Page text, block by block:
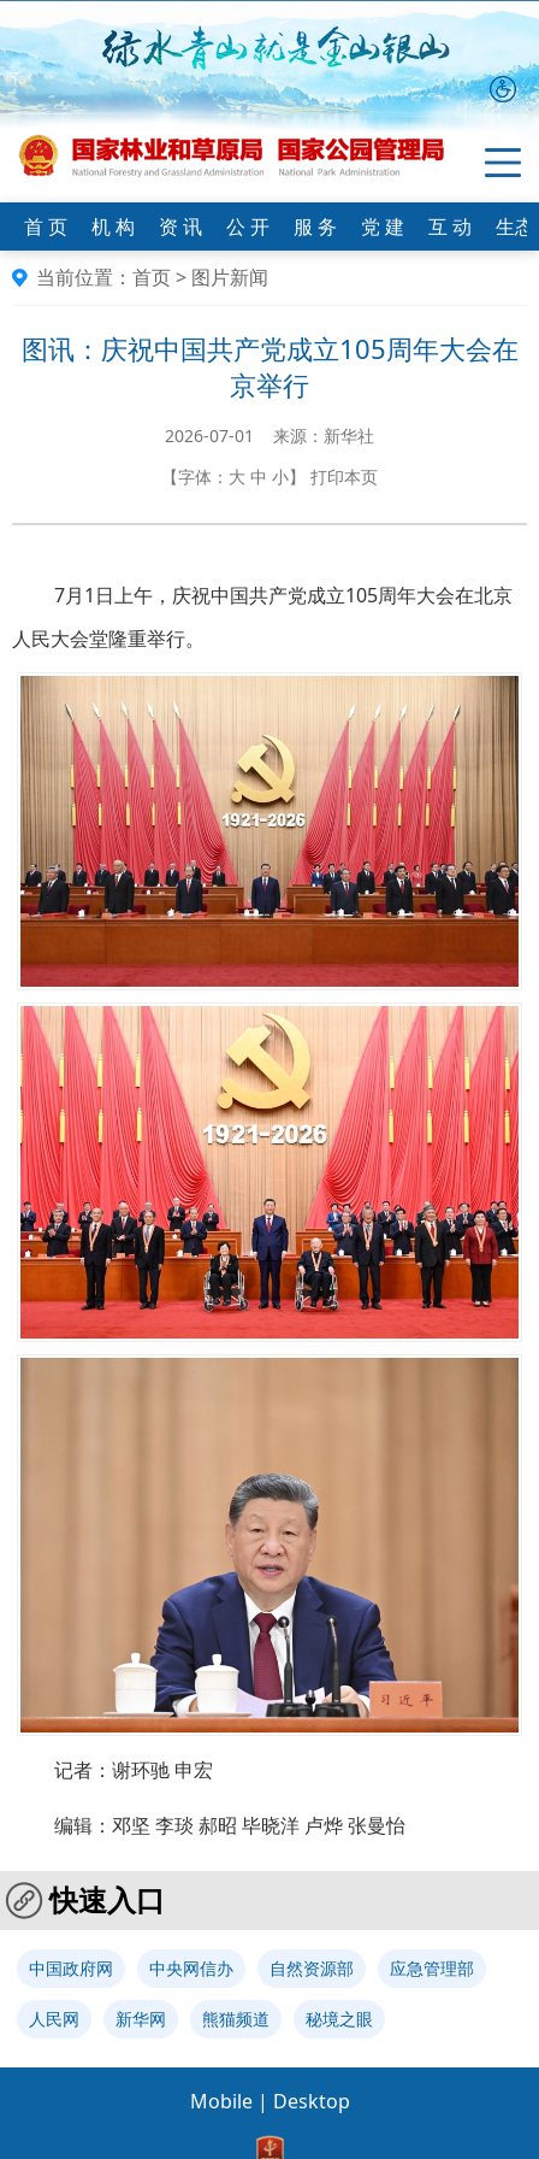
首 页 机 构 资 讯 公 开 服 务 党 建 互 动
生
当前位置： 首页> 图片新闻
图讯：庆祝中国共产党成立105周年大会在
京举行
2026-07-01 来源：新华社
【字体： 大 中 小】 打印本页
7月1日上午，庆祝中国共产党成立105周年大会在北京
人民大会堂隆重举行。
记者：谢环驰 申宏
编辑：邓坚 李琰 郝昭 毕晓洋 卢烨 张曼怡
快速入口
中国政府网 中央网信办 自然资源部 应急管理部
人民网 新华网 熊猫频道 秘境之眼
Mobile | Desktop